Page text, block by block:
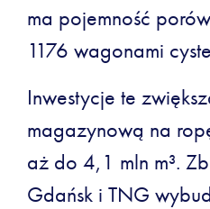
ma pojemność
1176 wagonami
Inwestycje te
magazynową na
aż do 4,1 mln m³.
Gdańsk i TNG